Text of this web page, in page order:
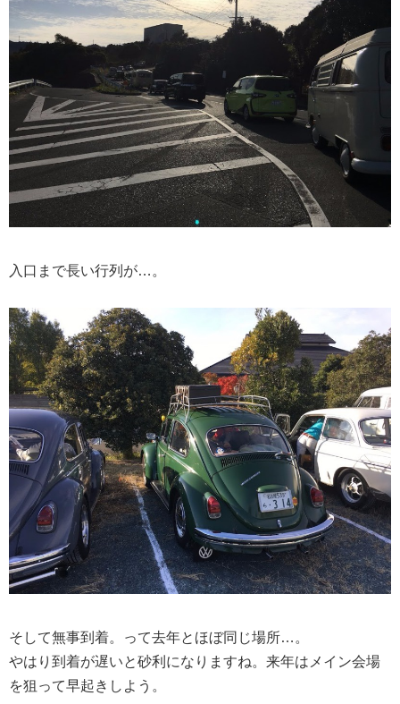
入口まで長い行列が…。
そして無事到着。って去年とほぼ同じ場所…。
やはり到着が遅いと砂利になりますね。来年はメイン会場
を狙って早起きしよう。